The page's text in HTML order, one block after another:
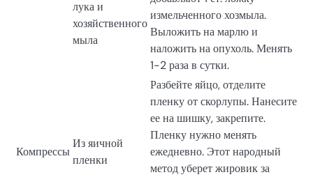
лука и
хозяйственного
мыла
измельченного хозмыла.
Выложить на марлю и
наложить на опухоль. Менять
1-2 раза в сутки.
Компрессы
Из яичной
пленки
Разбейте яйцо, отделите
пленку от скорлупы. Нанесите
ее на шишку, закрепите.
Пленку нужно менять
ежедневно. Этот народный
метод уберет жировик за